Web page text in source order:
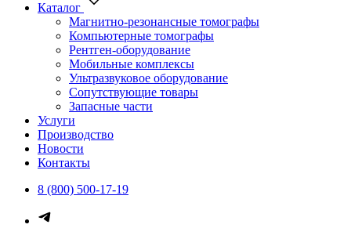
Каталог
Магнитно-резонансные томографы
Компьютерные томографы
Рентген-оборудование
Мобильные комплексы
Ультразвуковое оборудование
Сопутствующие товары
Запасные части
Услуги
Производство
Новости
Контакты
8 (800) 500-17-19